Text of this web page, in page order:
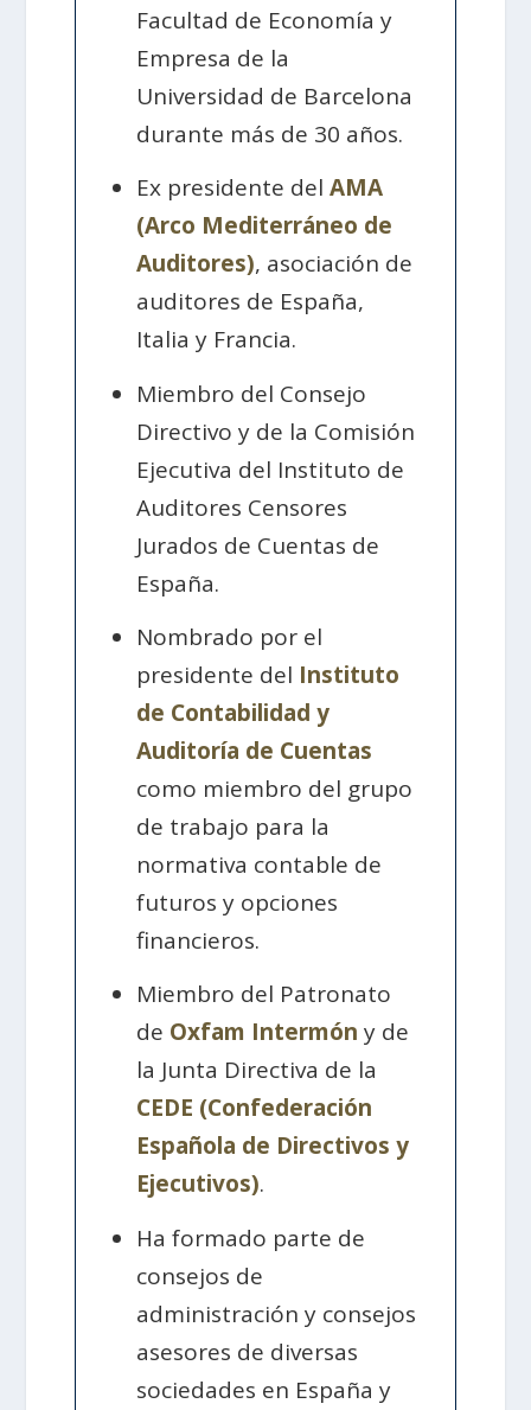
Facultad de Economía y
Empresa de la
Universidad de Barcelona
durante más de 30 años.
Ex presidente delAMA
(Arco Mediterráneo de
Auditores), asociación de
auditores de España,
Italia y Francia.
Miembro del Consejo
Directivo y de la Comisión
Ejecutiva del Instituto de
Auditores Censores
Jurados de Cuentas de
España.
Nombrado por el
presidente del Instituto
de Contabilidad y
Auditoría de Cuentas
como miembro del grupo
de trabajo para la
normativa contable de
futuros y opciones
financieros.
Miembro del Patronato
de Oxfam Intermón y de
la Junta Directiva de la
CEDE (Confederación
Española de Directivos y
Ejecutivos).
Ha formado parte de
consejos de
administración y consejos
asesores de diversas
sociedades en España y